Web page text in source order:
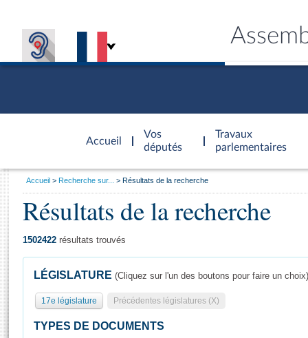
Accueil
d'accueil
Vos
députés
Travaux
parlementaires
Présidence
Séance publique
Général
Rôle et pouvoirs de l'Assemblée
Visiter l'Assemblée
Vous
Accueil Recherche sur... Résultats de la recherche
Résultats de la recherche
1502422 résultats trouvés
LÉGISLATURE (Cliquez sur l'un des boutons pour faire un choix)
17e législature Précédentes législatures (X)
TYPES DE DOCUMENTS